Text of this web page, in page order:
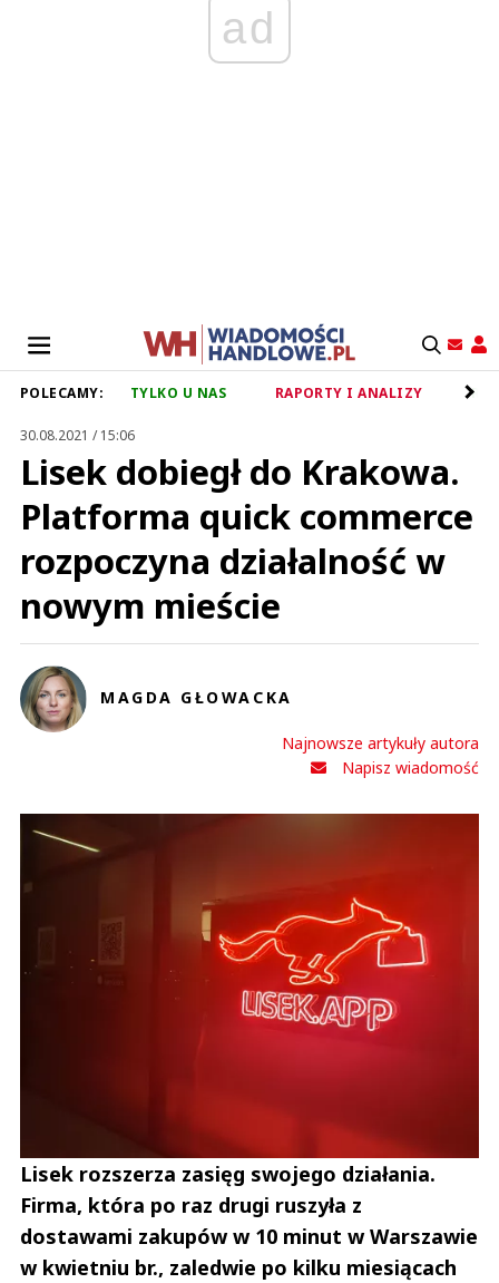
ad
POLECAMY: TYLKO U NAS RAPORTY I ANALIZY
30.08.2021 / 15:06
Lisek dobiegł do Krakowa.
Platforma quick commerce
rozpoczyna działalność w
nowym mieście
MAGDA GŁOWACKA
Najnowsze artykuły autora
Napisz wiadomość
Lisek rozszerza zasięg swojego działania.
Firma, która po raz drugi ruszyła z
dostawami zakupów w 10 minut w Warszawie
w kwietniu br., zaledwie po kilku miesiącach